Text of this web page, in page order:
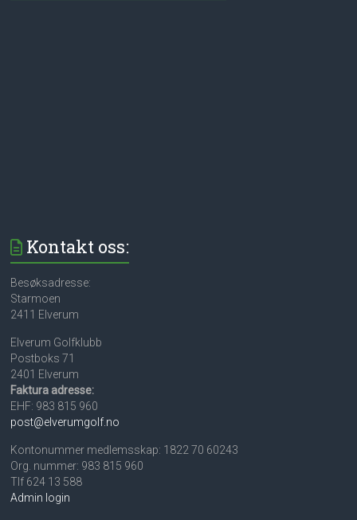
Kontakt oss:
Besøksadresse:
Starmoen
2411 Elverum
Elverum Golfklubb
Postboks 71
2401 Elverum
Faktura adresse:
EHF: 983 815 960
post@elverumgolf.no
Kontonummer medlemsskap: 1822 70 60243
Org. nummer: 983 815 960
Tlf 624 13 588
Admin login